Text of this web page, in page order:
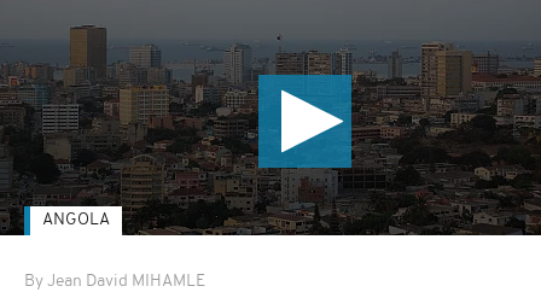
By Jean David MIHAMLE
ANGOLA